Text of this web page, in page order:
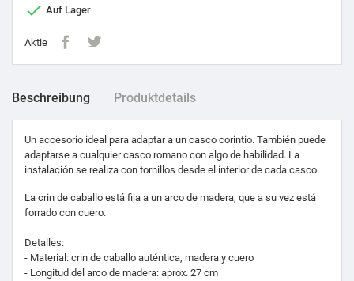
 Auf Lager
Aktie
Beschreibung Produktdetails
Un accesorio ideal para adaptar a un casco corintio. También puede
adaptarse a cualquier casco romano con algo de habilidad. La
instalación se realiza con tornillos desde el interior de cada casco.
La crin de caballo está fija a un arco de madera, que a su vez está
forrado con cuero.
Detalles:
- Material: crin de caballo auténtica, madera y cuero
- Longitud del arco de madera: aprox. 27 cm